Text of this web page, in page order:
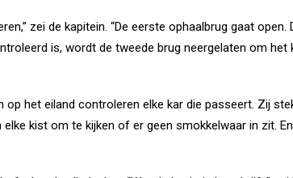
zei de kapitein. “De eerste ophaalbrug gaat open.
is, wordt de tweede brug neergelaten om het
op het eiland controleren elke kar die passeert. Zij
kist om te kijken of er geen smokkelwaar in zit.